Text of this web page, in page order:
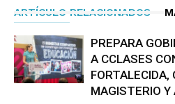
ARTÍCULO RELACIONADOS
PREPARA
A CCLASES
FORTALECIDA,
MAGISTERIO Y